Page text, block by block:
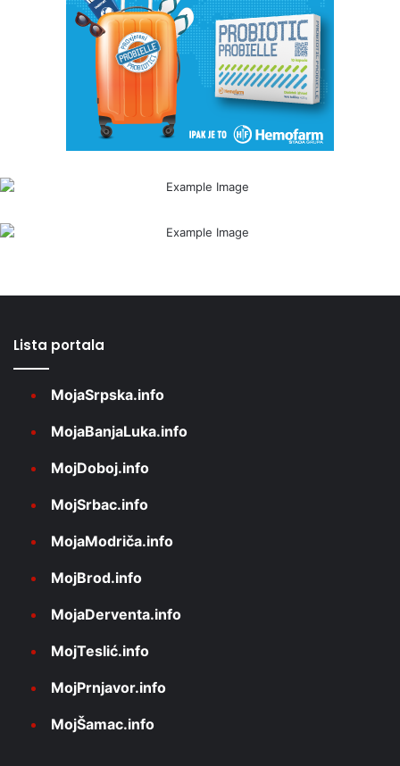
Lista portala
MojaSrpska.info
MojaBanjaLuka.info
MojDoboj.info
MojSrbac.info
MojaModriča.info
MojBrod.info
MojaDerventa.info
MojTeslić.info
MojPrnjavor.info
MojŠamac.info